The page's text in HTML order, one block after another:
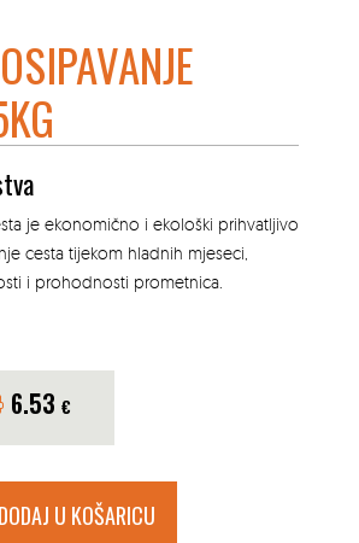
je ekonomično i ekološki prihvatljivo
cesta tijekom hladnih mjeseci,
i prohodnosti prometnica.
6.53 €
DODAJ U KOŠARICU